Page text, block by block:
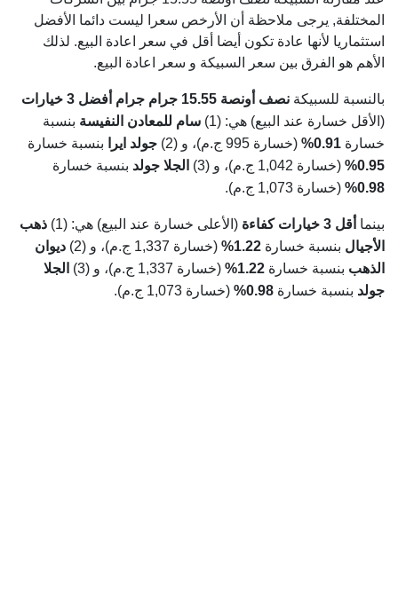
المختلفة, يرجى ملاحظة أن الأرخص سعرا ليست دائما الأفضل
استثماريا لأنها عادة تكون أيضا أقل في سعر اعادة البيع. لذلك
الأهم هو الفرق بين سعر السبيكة و سعر اعادة البيع.
بالنسبة للسبيكة نصف أونصة 15.55 جرام جرام
أفضل 3 خيارات
(الأقل خسارة عند البيع) هي: (1)
سام للمعادن النفيسة بنسبة
خسارة 0.91% (خسارة 995 ج.م)، و (2) جولد ايرا
بنسبة خسارة
0.95%
(خسارة 1,042 ج.م)، و (3) الجلا جولد بنسبة خسارة
0.98%
(خسارة 1,073 ج.م).
بينما أقل 3 خيارات كفاءة (الأعلى خسارة عند البيع) هي: (1)
ذهب
الأجيال بنسبة خسارة 1.22% (خسارة 1,337 ج.م)، و (2)
ديوان
الذهب بنسبة خسارة 1.22% (خسارة 1,337 ج.م)، و (3)
الجلا
جولد بنسبة خسارة 0.98% (خسارة 1,073 ج.م).